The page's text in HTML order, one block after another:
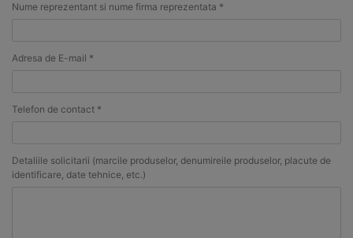
Nume reprezentant si nume firma reprezentata *
Adresa de E-mail *
Telefon de contact *
Detaliile solicitarii (marcile produselor, denumireile produselor, placute de
identificare, date tehnice, etc.)